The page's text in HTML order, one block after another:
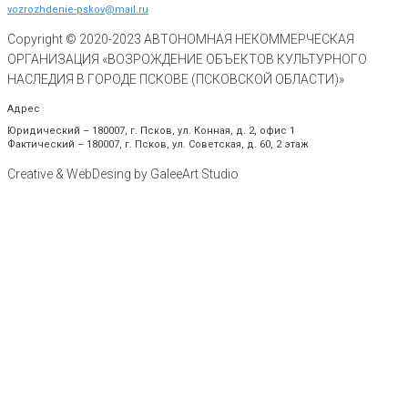
vozrozhdenie-pskov@mail.ru
Copyright © 2020-2023 АВТОНОМНАЯ НЕКОММЕРЧЕСКАЯ
ОРГАНИЗАЦИЯ «ВОЗРОЖДЕНИЕ ОБЪЕКТОВ КУЛЬТУРНОГО
НАСЛЕДИЯ В ГОРОДЕ ПСКОВЕ (ПСКОВСКОЙ ОБЛАСТИ)»
Адрес
Юридический – 180007, г. Псков, ул. Конная, д. 2, офис 1
Фактический – 180007, г. Псков, ул. Советская, д. 60, 2 этаж
Creative & WebDesing by GaleeArt Studio